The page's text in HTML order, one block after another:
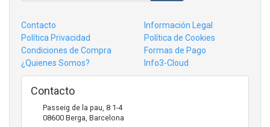
Contacto
Información Legal
Política Privacidad
Política de Cookies
Condiciones de Compra
Formas de Pago
¿Quienes Somos?
Info3-Cloud
Contacto
Passeig de la pau, 8 1-4
08600 Berga Barcelona